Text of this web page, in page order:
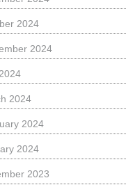
2024
2024
2024
2024
2024
2023